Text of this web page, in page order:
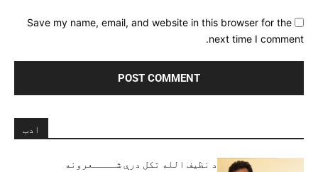
Save my name, email, and website in this browser for the
next time I comment.
ادب
د نظیف الله تکل درې شــــعرونه